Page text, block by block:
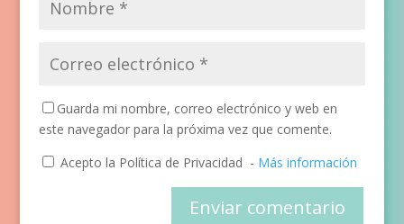
Guarda mi nombre, correo electrónico y web en
este navegador para la próxima vez que comente.
Acepto la Política de Privacidad - Más información